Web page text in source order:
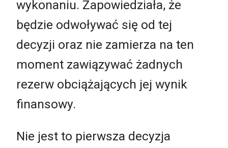
wykonaniu. Zapowiedziała, że
będzie odwoływać się od tej
decyzji oraz nie zamierza na ten
moment zawiązywać żadnych
rezerw obciążających jej wynik
finansowy.
Nie jest to pierwsza decyzja